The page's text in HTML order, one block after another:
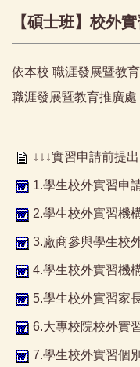
【碩士班】校外
依本校 職涯發展暨教
職涯發展暨教育推廣
↓↓↓實習申請前提出
1.學生校外實習申
2.學生校外實習機
3.廠商參與學生校
4.學生校外實習機
5.學生校外實習家
6.大專校院校外實
7.學生校外實習個